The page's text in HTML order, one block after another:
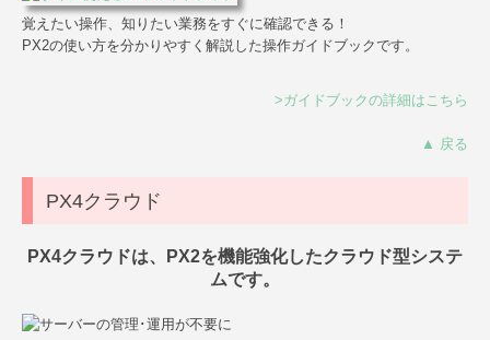
覚えたい操作、知りたい業務をすぐに確認できる！
PX2の使い方を分かりやすく解説した操作ガイドブックです。
>ガイドブックの詳細はこちら
▲ 戻る
PX4クラウド
PX4クラウドは、PX2を機能強化したクラウド型システ
ムです。